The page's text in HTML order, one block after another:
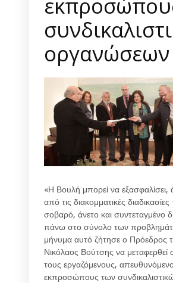
οργανώσεων
«Η Βουλή μπορεί να
από τις διακομματικές
σοβαρό, άνετο και συντεταγμένο
πάνω στο σύνολο των
μήνυμα αυτό ζήτησε ο Πρόεδρος
Νικόλαος Βούτσης να μεταφερθεί
τους εργαζόμενους,
εκπροσώπους των